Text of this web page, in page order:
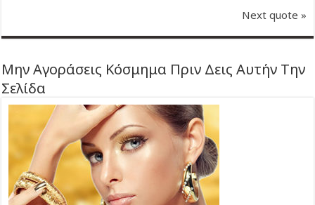
Next quote »
Μην Αγοράσεις Κόσμημα Πριν Δεις Αυτήν Την
Σελίδα